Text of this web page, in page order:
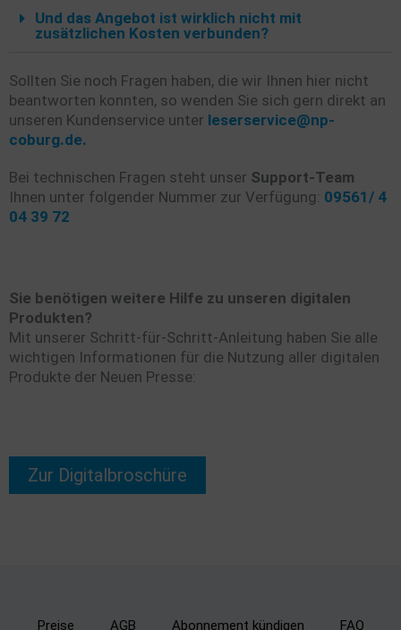
Und das Angebot ist wirklich nicht mit
zusätzlichen Kosten verbunden?
Sollten Sie noch Fragen haben, die wir Ihnen hier nicht
beantworten konnten, so wenden Sie sich gern direkt an
unseren Kundenservice unter leserservice@np-
coburg.de.
Bei technischen Fragen steht unser Support-Team
Ihnen unter folgender Nummer zur Verfügung: 09561/ 4
04 39 72
Sie benötigen weitere Hilfe zu unseren digitalen
Produkten?
Mit unserer Schritt-für-Schritt-Anleitung haben Sie alle
wichtigen Informationen für die Nutzung aller digitalen
Produkte der Neuen Presse:
Zur Digitalbroschüre
Preise AGB Abonnement kündigen FAQ